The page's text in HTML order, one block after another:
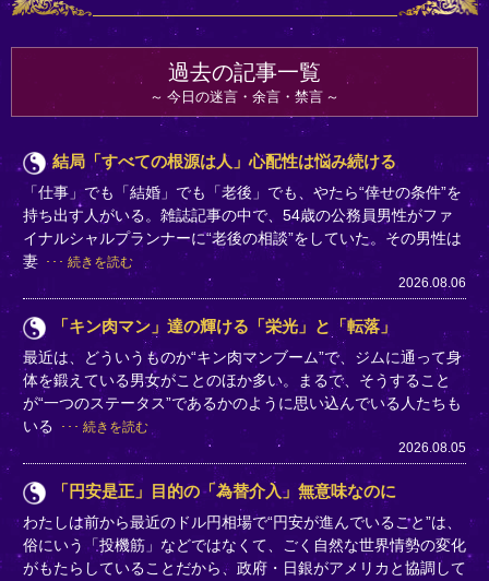
過去の記事一覧
今日の迷言・余言・禁言
結局「すべての根源は人」心配性は悩み続ける
「仕事」でも「結婚」でも「老後」でも、やたら“倖せの条件”を
持ち出す人がいる。雑誌記事の中で、54歳の公務員男性がファ
イナルシャルプランナーに“老後の相談”をしていた。その男性は
妻
続きを読む
2026.08.06
「キン肉マン」達の輝ける「栄光」と「転落」
最近は、どういうものか“キン肉マンブーム”で、ジムに通って身
体を鍛えている男女がことのほか多い。まるで、そうすること
が“一つのステータス”であるかのように思い込んでいる人たちも
いる
続きを読む
2026.08.05
「円安是正」目的の「為替介入」無意味なのに
わたしは前から最近のドル円相場で“円安が進んでいること”は、
俗にいう「投機筋」などではなくて、ごく自然な世界情勢の変化
がもたらしていることだから、政府・日銀がアメリカと協調して